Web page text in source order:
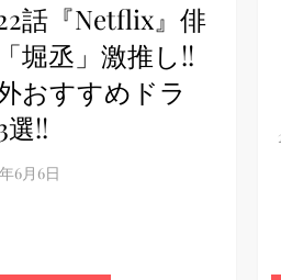
話『Netflix』俳
堀丞」激推し!!
おすすめドラ
選!!